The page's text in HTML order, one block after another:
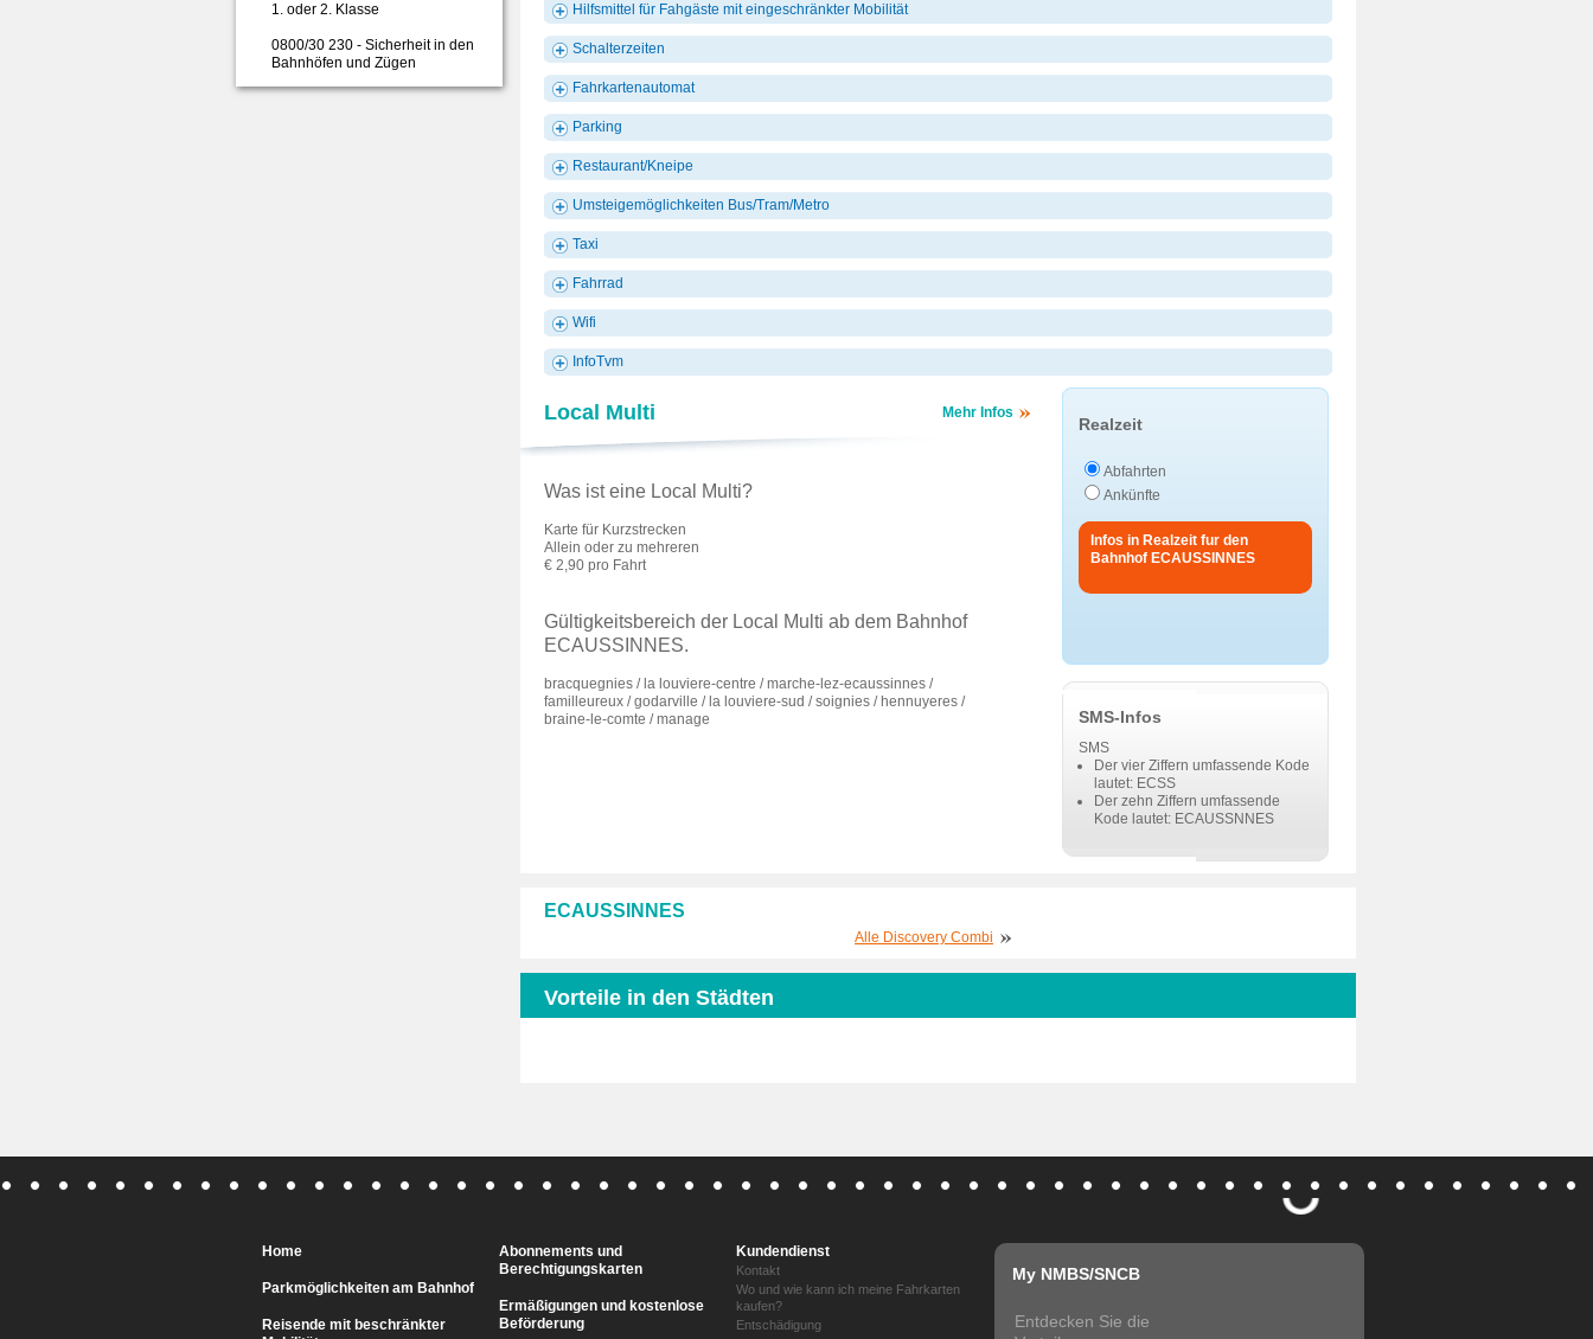
1. oder 2. Klasse
0800/30 230 - Sicherheit in den
Bahnhöfen und Zügen
Hilfsmittel für Fahgäste mit eingeschränkter Mobilität
Schalterzeiten
Fahrkartenautomat
Parking
Restaurant/Kneipe
Umsteigemöglichkeiten Bus/Tram/Metro
Taxi
Fahrrad
Wifi
InfoTvm
Local Multi Mehr Infos
Was ist eine Local Multi?
Karte für Kurzstrecken
Allein oder zu mehreren
€ 2,90 pro Fahrt
Gültigkeitsbereich der Local Multi ab dem Bahnhof
ECAUSSINNES.
bracquegnies / la louviere-centre /marche-lez-ecaussinnes /
familleureux /godarville / la louviere-sud /soignies / hennuyeres /
braine-le-comte /manage
Realzeit
Abfahrten
Ankünfte
Infos in Realzeit fur den
Bahnhof ECAUSSINNES
SMS-Infos
SMS
Der vier Ziffern umfassende Kode
lautet: ECSS
Der zehn Ziffern umfassende
Kode lautet: ECAUSSNNES
ECAUSSINNES
Alle Discovery Combi
Vorteile in den Städten
Home
Parkmöglichkeiten am Bahnhof
Reisende mit beschränkter
Abonnements und
Berechtigungskarten
Ermäßigungen und kostenlose
Beförderung
Kundendienst
Kontakt
Wo und wie kann ich meine Fahrkarten
kaufen?
Entschädigung
My NMBS/SNCB
Entdecken Sie die